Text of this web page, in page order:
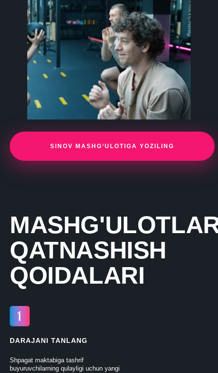
SINOV MASHG‘ULOTIGA YOZILING
QATNASHISH
QOIDALARI
Shpagat maktabiga tashrif
buyuruvchilarning qulayligi uchun yangi
DARAJANI TANLANG